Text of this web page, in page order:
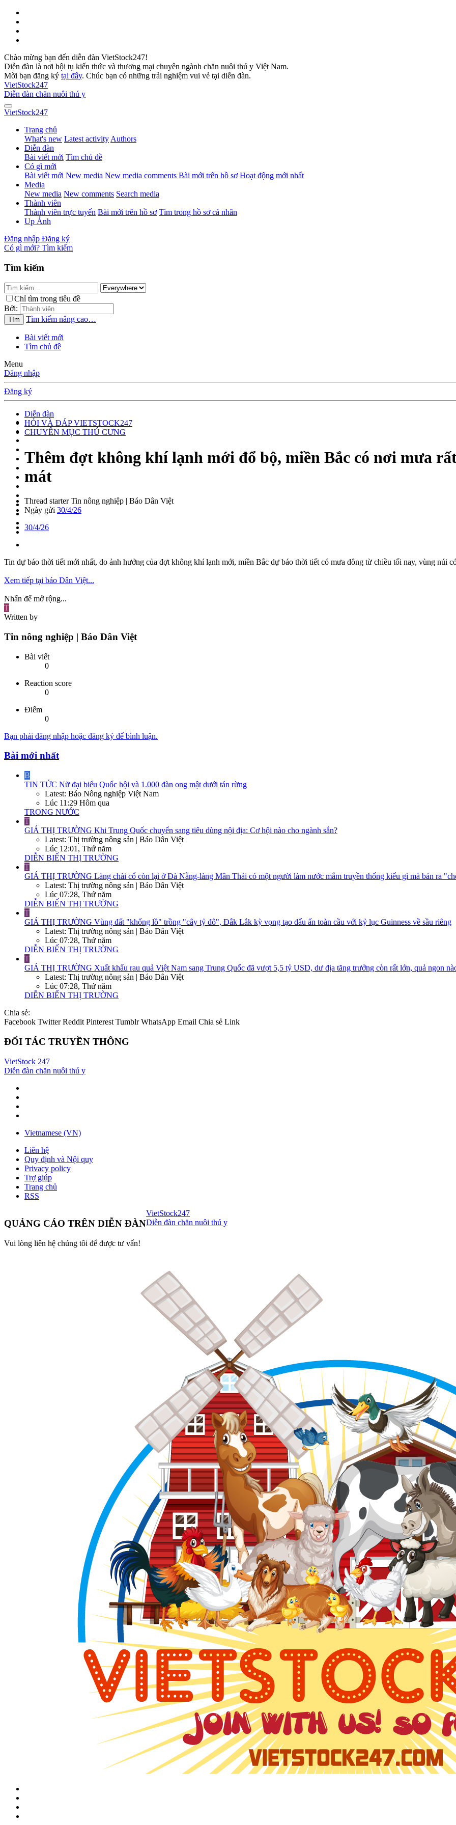
Chào mừng bạn đến diễn đàn VietStock247!
Diễn đàn là nơi hội tụ kiến thức và thương mại chuyên ngành chăn nuôi thú y Việt Nam.
Mời bạn đăng ký tại đây. Chúc bạn có những trải nghiệm vui vẻ tại diễn đàn.
VietStock247
Diễn đàn chăn nuôi thú y
VietStock247
Trang chủ
What's new Latest activity Authors
Diễn đàn
Bài viết mới Tìm chủ đề
Có gì mới
Bài viết mới New media New media comments Bài mới trên hồ sơ Hoạt động mới nhất
Media
New media New comments Search media
Thành viên
Thành viên trực tuyến Bài mới trên hồ sơ Tìm trong hồ sơ cá nhân
Up Ảnh
Đăng nhập Đăng ký
Có gì mới? Tìm kiếm
Tìm kiếm
Chỉ tìm trong tiêu đề
Bởi:
Tìm Tìm kiếm nâng cao…
Bài viết mới
Tìm chủ đề
Menu
Đăng nhập
Đăng ký
Diễn đàn
HỎI VÀ ĐÁP VIETSTOCK247
CHUYÊN MỤC THÚ CƯNG
Thêm đợt không khí lạnh mới đổ bộ, miền Bắc có nơi mưa
mát
Thread starter Tin nông nghiệp | Báo Dân Việt
Ngày gửi 30/4/26
30/4/26
Tin dự báo thời tiết mới nhất, do ảnh hưởng của đợt không khí lạnh mới, miền Bắc dự báo thời tiết có mưa dông từ chiều tối nay, vùng núi
Xem tiếp tại báo Dân Việt...
Nhấn để mở rộng...
T
Written by
Tin nông nghiệp | Báo Dân Việt
Bài viết
0
Reaction score
0
Điểm
0
Bạn phải đăng nhập hoặc đăng ký để bình luận.
Bài mới nhất
B
TIN TỨC Nữ đại biểu Quốc hội và 1.000 đàn ong mật dưới tán rừng
Latest: Báo Nông nghiệp Việt Nam
Lúc 11:29 Hôm qua
TRONG NƯỚC
T
GIÁ THỊ TRƯỜNG Khi Trung Quốc chuyển sang tiêu dùng nội địa: Cơ hội nào cho ngành sắn?
Latest: Thị trường nông sản | Báo Dân Việt
Lúc 12:01, Thứ năm
DIỄN BIẾN THỊ TRƯỜNG
T
GIÁ THỊ TRƯỜNG Làng chài cổ còn lại ở Đà Nẵng-làng Mân Thái có một người làm nước mắm truyền thống kiểu gì mà bán ra
Latest: Thị trường nông sản | Báo Dân Việt
Lúc 07:28, Thứ năm
DIỄN BIẾN THỊ TRƯỜNG
T
GIÁ THỊ TRƯỜNG Vùng đất "khổng lồ" trồng "cây tỷ đô", Đắk Lắk kỳ vọng tạo dấu ấn toàn cầu với kỷ lục Guinness về sầu riêng
Latest: Thị trường nông sản | Báo Dân Việt
Lúc 07:28, Thứ năm
DIỄN BIẾN THỊ TRƯỜNG
T
GIÁ THỊ TRƯỜNG Xuất khẩu rau quả Việt Nam sang Trung Quốc đã vượt 5,5 tỷ USD, dư địa tăng trưởng còn rất lớn, quả ngon
Latest: Thị trường nông sản | Báo Dân Việt
Lúc 07:28, Thứ năm
DIỄN BIẾN THỊ TRƯỜNG
Chia sẻ:
Facebook Twitter Reddit Pinterest Tumblr WhatsApp Email Chia sẻ Link
ĐỐI TÁC TRUYỀN THÔNG
VietStock 247
Diễn đàn chăn nuôi thú y
Vietnamese (VN)
Liên hệ
Quy định và Nội quy
Privacy policy
Trợ giúp
Trang chủ
RSS
QUẢNG CÁO TRÊN DIỄN ĐÀN
Vui lòng liên hệ chúng tôi để được tư vấn!
VietStock247
Diễn đàn chăn nuôi thú y